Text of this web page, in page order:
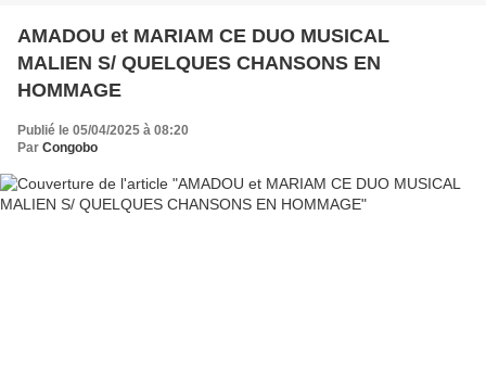
AMADOU et MARIAM CE DUO MUSICAL
MALIEN S/ QUELQUES CHANSONS EN
HOMMAGE
Publié le 05/04/2025 à 08:20
Par Congobo